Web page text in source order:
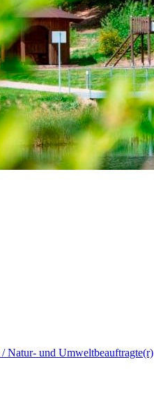
Natur- und Umweltbeauftragte(r)